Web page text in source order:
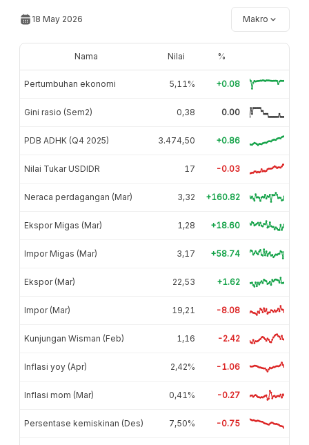
18 May 2026 Makro
Nama Nilai %
Pertumbuhan ekonomi 5,11% +0.08
Gini rasio (Sem2) 0,38 0.00
PDB ADHK (Q4 2025) 3.474,50 +0.86
Nilai Tukar USDIDR 17 -0.03
Neraca perdagangan (Mar) 3,32 +160.82
Ekspor Migas (Mar) 1,28 +18.60
Impor Migas (Mar) 3,17 +58.74
Ekspor (Mar) 22,53 +1.62
Impor (Mar) 19,21 -8.08
Kunjungan Wisman (Feb) 1,16 -2.42
Inflasi yoy (Apr) 2,42% -1.06
Inflasi mom (Mar) 0,41% -0.27
Persentase kemiskinan (Des) 7,50% -0.75